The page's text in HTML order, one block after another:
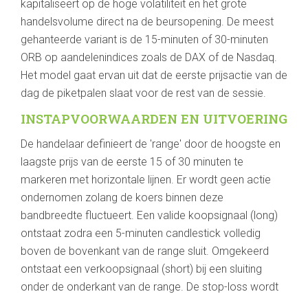
kapitaliseert op de hoge volatiliteit en het grote
handelsvolume direct na de beursopening. De meest
gehanteerde variant is de 15-minuten of 30-minuten
ORB op aandelenindices zoals de DAX of de Nasdaq.
Het model gaat ervan uit dat de eerste prijsactie van de
dag de piketpalen slaat voor de rest van de sessie.
INSTAPVOORWAARDEN EN UITVOERING
De handelaar definieert de 'range' door de hoogste en
laagste prijs van de eerste 15 of 30 minuten te
markeren met horizontale lijnen. Er wordt geen actie
ondernomen zolang de koers binnen deze
bandbreedte fluctueert. Een valide koopsignaal (long)
ontstaat zodra een 5-minuten candlestick volledig
boven de bovenkant van de range sluit. Omgekeerd
ontstaat een verkoopsignaal (short) bij een sluiting
onder de onderkant van de range. De stop-loss wordt